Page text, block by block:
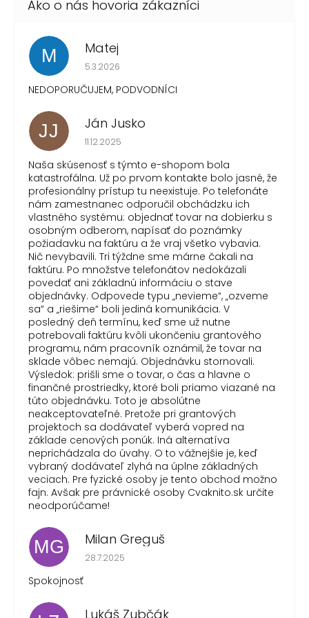
M Matej
Hodnotenie obchodu je 1 z 5 hviezdičiek.
5.3.2026
NEDOPORUČUJEM, PODVODNÍCI
JJ Ján Jusko
Hodnotenie obchodu je 1 z 5 hviezdičiek.
11.12.2025
Naša skúsenosť s týmto e-shopom bola
katastrofálna. Už po prvom kontakte bolo jasné, že
profesionálny prístup tu neexistuje. Po telefonáte
nám zamestnanec odporučil obchádzku ich
vlastného systému: objednať tovar na dobierku s
osobným odberom, napísať do poznámky
požiadavku na faktúru a že vraj všetko vybavia.
Nič nevybavili. Tri týždne sme márne čakali na
faktúru. Po množstve telefonátov nedokázali
povedať ani základnú informáciu o stave
objednávky. Odpovede typu „nevieme“, „ozveme
sa“ a „riešime“ boli jediná komunikácia. V
posledný deň termínu, keď sme už nutne
potrebovali faktúru kvôli ukončeniu grantového
programu, nám pracovník oznámil, že tovar na
sklade vôbec nemajú. Objednávku stornovali.
Výsledok: prišli sme o tovar, o čas a hlavne o
finančné prostriedky, ktoré boli priamo viazané na
túto objednávku. Toto je absolútne
neakceptovateľné. Pretože pri grantových
projektoch sa dodávateľ vyberá vopred na
základe cenových ponúk. Iná alternatíva
neprichádzala do úvahy. O to vážnejšie je, keď
vybraný dodávateľ zlyhá na úplne základných
veciach. Pre fyzické osoby je tento obchod možno
fajn. Avšak pre právnické osoby Cvaknito.sk určite
neodporúčame!
MG Milan Greguš
Hodnotenie obchodu je 5 z 5 hviezdičiek.
28.7.2025
Spokojnosť
Lukáš Zubčák